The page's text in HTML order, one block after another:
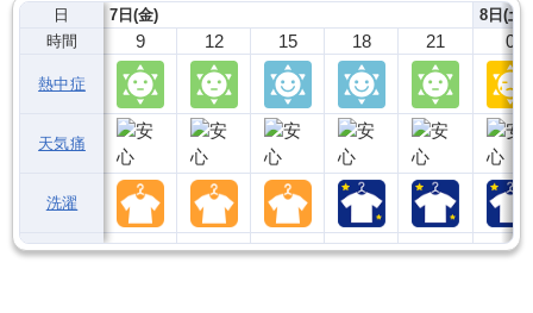
日
時間
熱中症
天気痛
洗濯
7日(金)
9 12 15 18 21
8日(土)
0